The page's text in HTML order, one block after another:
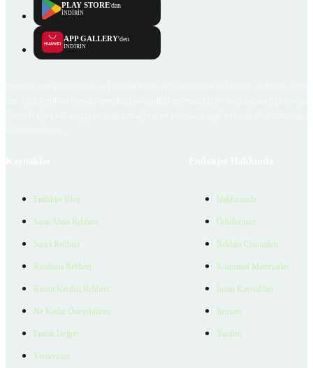
PLAY STORE'dan
İNDİRİN
APP GALLERY'den
İNDİRİN
Emlakjet Blog
Satın Alma Rehberi
Satıcı Rehberi
Kiralama Rehberi
Konut Kredisi Rehberi
Ne Kadar Ödeyebilirim
Emlak Değeri
Verilerimiz
Hakkımızda
Ödüllerimiz
Reklam Çözümleri
Kurumsal Materyaller
İnsan Kaynakları
İletişim
Yardım